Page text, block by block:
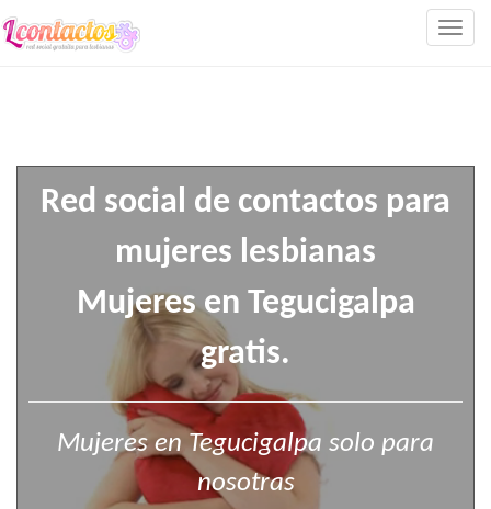
Red social de contactos para
mujeres lesbianas
Mujeres en Tegucigalpa
gratis.
Mujeres en Tegucigalpa solo para
nosotras